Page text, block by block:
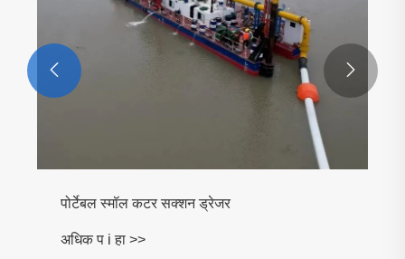
पोर्टेबल स्मॉल कटर सक्शन ड्रेजर
अधिक प i हा >>
 